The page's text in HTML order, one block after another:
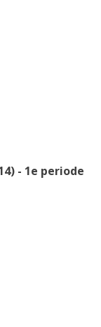
- 1e periode